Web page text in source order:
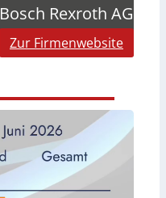
Bosch Rexroth AG
Zur Firmenwebsite